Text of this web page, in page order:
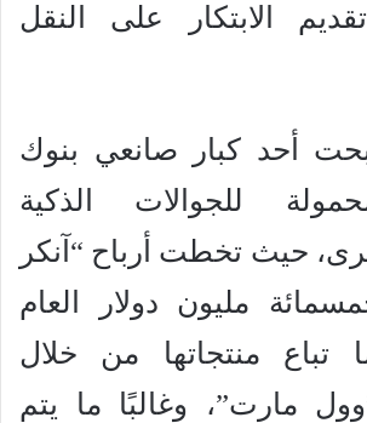
الابتكار على النقل
أحد كبار صانعي بنوك
للجوالات الذكية
حيث تخطت أرباح “آنكر
مليون دولار العام
تباع منتجاتها من خلال
مارت”، وغالبًا ما يتم